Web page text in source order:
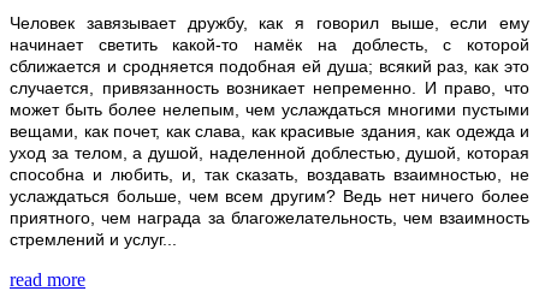
Человек завязывает дружбу, как я говорил выше, если ему
начинает светить какой-то намёк на доблесть, с которой
сближается и сродняется подобная ей душа; всякий раз, как это
случается, привязанность возникает непременно. И право, что
может быть более нелепым, чем услаждаться многими пустыми
вещами, как почет, как слава, как красивые здания, как одежда и
уход за телом, а душой, наделенной доблестью, душой, которая
способна и любить, и, так сказать, воздавать взаимностью, не
услаждаться больше, чем всем другим? Ведь нет ничего более
приятного, чем награда за благожелательность, чем взаимность
стремлений и услуг...
read more